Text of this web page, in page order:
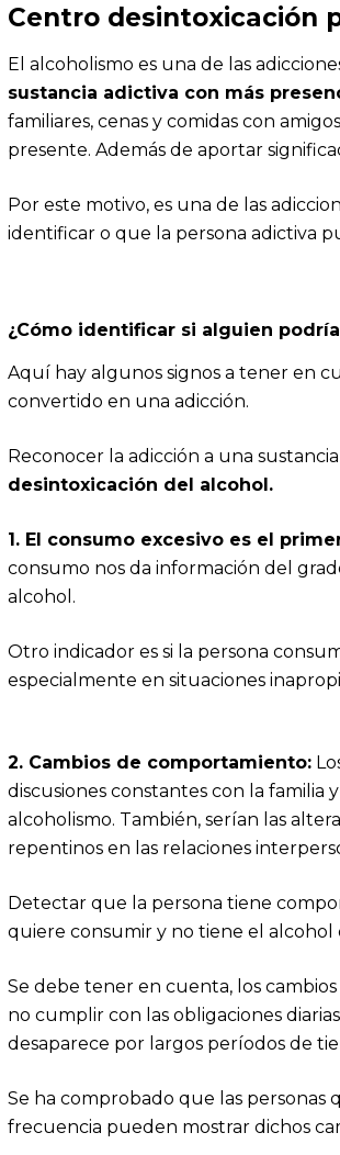
Centro desintoxicación
El alcoholismo es una de las
sustancia adictiva con más
familiares, cenas y comidas con
presente. Además de aportar
Por este motivo, es una de las
identificar o que la persona adictiva
¿Cómo identificar si alguien
Aquí hay algunos signos a tener en
convertido en una adicción.
Reconocer la adicción a una
desintoxicación del alcohol.
1. El consumo excesivo es el
consumo nos da información del
alcohol.
Otro indicador es si la persona
especialmente en situaciones
2. Cambios de comportamiento:
discusiones constantes con la familia
alcoholismo. También, serían las
repentinos en las relaciones
Detectar que la persona tiene
quiere consumir y no tiene el alcohol
Se debe tener en cuenta, los
no cumplir con las obligaciones
desaparece por largos períodos de
Se ha comprobado que las personas
frecuencia pueden mostrar dichos